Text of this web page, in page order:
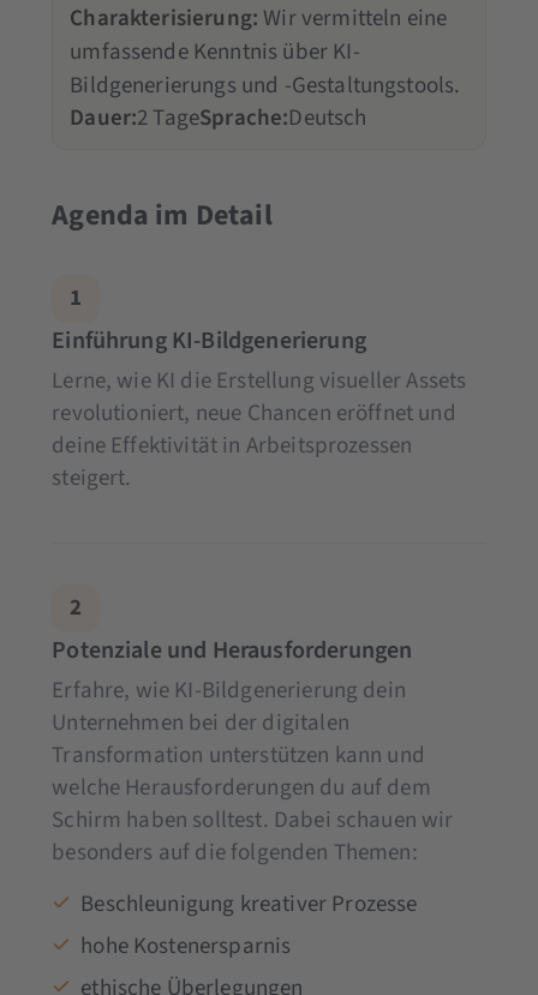
Charakterisierung: Wir vermitteln eine
umfassende Kenntnis über KI-
Bildgenerierungs und -Gestaltungstools.
Dauer:2 TageSprache:Deutsch
Agenda im Detail
1
Einführung KI-Bildgenerierung
Lerne, wie KI die Erstellung visueller Assets
revolutioniert, neue Chancen eröffnet und
deine Effektivität in Arbeitsprozessen
steigert.
2
Potenziale und Herausforderungen
Erfahre, wie KI-Bildgenerierung dein
Unternehmen bei der digitalen
Transformation unterstützen kann und
welche Herausforderungen du auf dem
Schirm haben solltest. Dabei schauen wir
besonders auf die folgenden Themen:
Beschleunigung kreativer Prozesse
hohe Kostenersparnis
ethische Überlegungen